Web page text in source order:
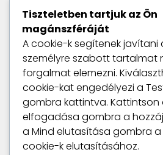
2012. szeptember
2012. június
2012. április
2012. március
2012. január
2011. szeptember
Utolsó kommentek
Nincs megjeleníthető bejegyzés.
Tiszteletben tartjuk az Ön
magánszféráját
A cookie-k segítenek javítani
személyre szabott tartalmat
forgalmat elemezni.
cookie-kat engedélyezi a
gombra kattintva. Kattintson
elfogadása gombra a
a Mind elutasítása gombra
cookie-k elutasításához.